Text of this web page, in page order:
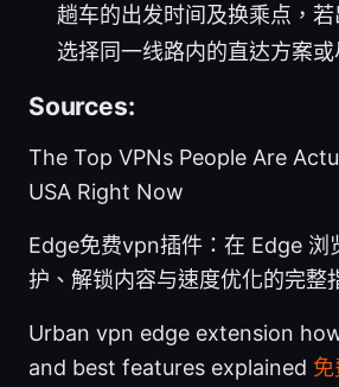
趟车的出发时间及换乘点，
选择同一线路内的直达方案或
Sources:
The Top VPNs People Are
USA Right Now
Edge免费vpn插件：在 Edge 浏
护、解锁内容与速度优化的完整
Urban vpn edge extension
and best features explained